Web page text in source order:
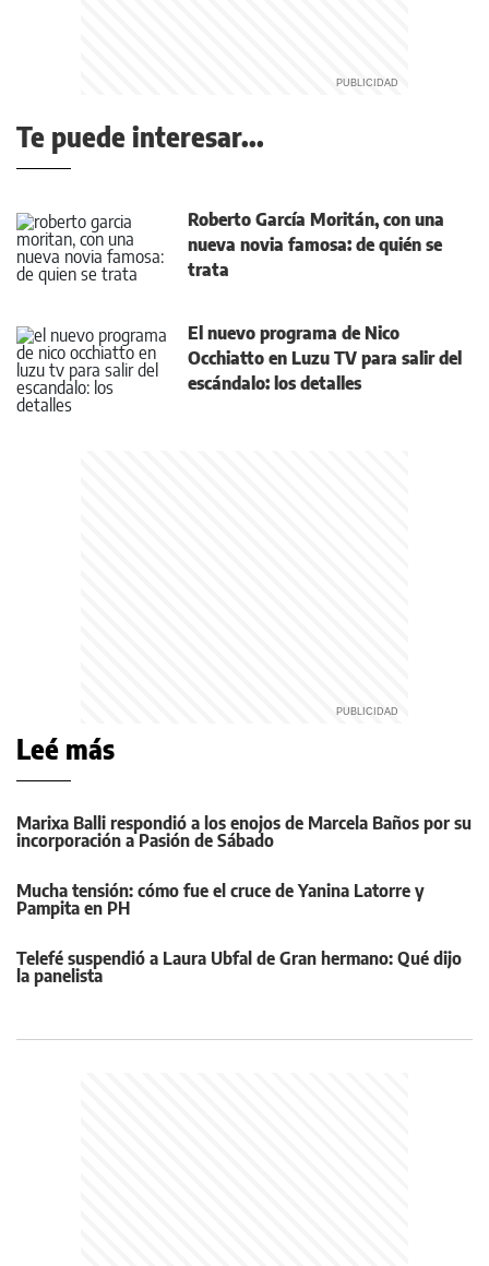
Te puede interesar...
Roberto García Moritán, con una
nueva novia famosa: de quién se
trata
El nuevo programa de Nico
Occhiatto en Luzu TV para salir del
escándalo: los detalles
Leé más
Marixa Balli respondió a los enojos de Marcela Baños por su
incorporación a Pasión de Sábado
Mucha tensión: cómo fue el cruce de Yanina Latorre y
Pampita en PH
Telefé suspendió a Laura Ubfal de Gran hermano: Qué dijo
la panelista